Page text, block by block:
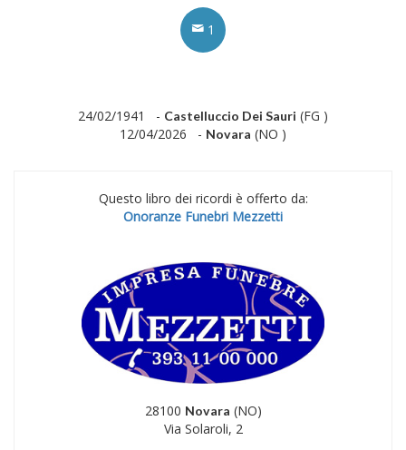
1
24/02/1941 - Castelluccio Dei Sauri (FG )
12/04/2026 - Novara (NO )
Questo libro dei ricordi è offerto da:
Onoranze Funebri Mezzetti
28100 Novara (NO)
Via Solaroli, 2